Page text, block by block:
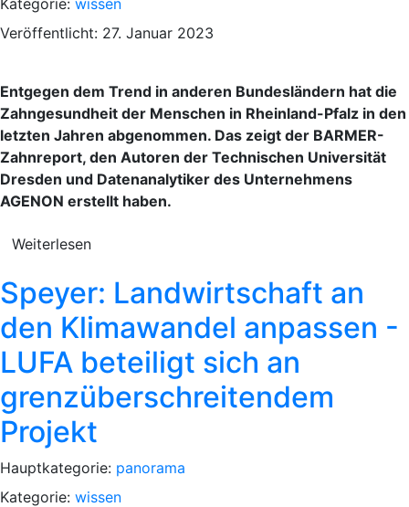
Veröffentlicht: 27. Januar 2023
Entgegen dem Trend in anderen Bundesländern hat die
Zahngesundheit der Menschen in Rheinland-Pfalz in den
letzten Jahren abgenommen. Das zeigt der BARMER-
Zahnreport, den Autoren der Technischen Universität
Dresden und Datenanalytiker des Unternehmens
AGENON erstellt haben.
Weiterlesen
Speyer: Landwirtschaft an
den Klimawandel anpassen -
LUFA beteiligt sich an
grenzüberschreitendem
Projekt
Hauptkategorie: panorama
Kategorie: wissen